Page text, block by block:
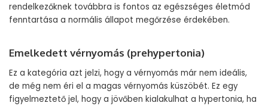
rendelkezőknek továbbra is fontos az egészséges életmód
fenntartása a normális állapot megőrzése érdekében.
Emelkedett vérnyomás (prehypertonia)
Ez a kategória azt jelzi, hogy a vérnyomás már nem ideális,
de még nem éri el a magas vérnyomás küszöbét. Ez egy
figyelmeztető jel, hogy a jövőben kialakulhat a hypertonia, ha